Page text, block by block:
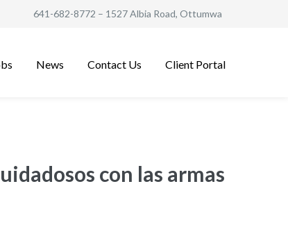
641-682-8772 – 1527 Albia Road, Ottumwa
News Contact Us Client Portal
con las armas